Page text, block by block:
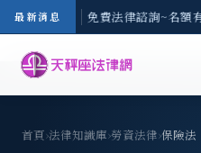
最新消息
8/3(一) 現場免費法律諮詢~名額
首頁›法律知識庫›勞資法律›保險法